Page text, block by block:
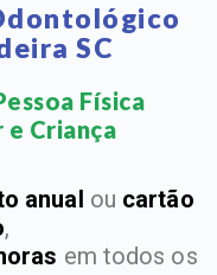
SC
Física
Criança​
anual ou cartão
,
em todos os